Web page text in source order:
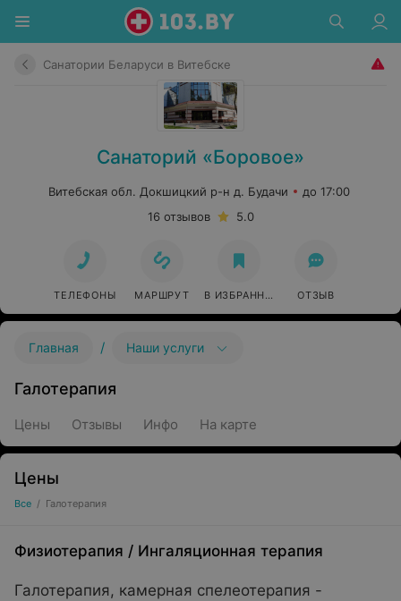
Санатории Беларуси в Витебске
Санаторий «Боровое»
Витебская обл. Докшицкий р-н д. Будачи
до 17:00
16 отзывов
5.0
ТЕЛЕФОНЫ МАРШРУТ В ИЗБРАННОЕ ОТЗЫВ
Главная / Наши услуги
Галотерапия
Цены Отзывы Инфо На карте
Цены
Все / Галотерапия
Физиотерапия / Ингаляционная терапия
Галотерапия, камерная спелеотерапия -